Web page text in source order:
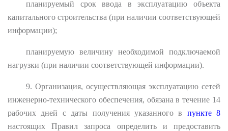
планируемый срок ввода в эксплуатацию объекта
капитального строительства (при наличии соответствующей
информации);
планируемую величину необходимой подключаемой
нагрузки (при наличии соответствующей информации).
9. Организация, осуществляющая эксплуатацию сетей
инженерно-технического обеспечения, обязана в течение 14
рабочих дней с даты получения указанного в пункте 8
настоящих Правил запроса определить и предоставить